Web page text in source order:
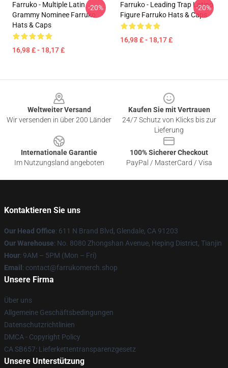
Farruko - Multiple Latin
Grammy Nominee Farruko
Hats & Caps
16,98 £ - 18,17 £
-20%
Farruko - Leading Trap Latino
Figure Farruko Hats & Caps
16,98 £ - 18,17 £
-20%
Weltweiter Versand
Wir versenden in über 200 Länder
Kaufen Sie mit Vertrauen
24/7 Schutz von Klicks bis zur
Lieferung
Internationale Garantie
Im Nutzungsland angeboten
100% Sicherer Checkout
PayPal / MasterCard / Visa
Kontaktieren Sie uns
Our Head Office: 611 N Brand Blvd, Glendale, CA 91203
Our Warehouse: No. 8080 Zhongshan Avenue, Heping District, Tianjin
Hour: 9AM – 5PM (Mon – Fri)
Email : contact@farrukomerch.shop
Unsere Firma
Über uns
Allgemeine Geschäftsbedingungen
Datenschutzrichtlinien
DMCA - Copyright Policy
CA SB657: Lieferkettentransparenzgesetz
Unsere Unterstützung